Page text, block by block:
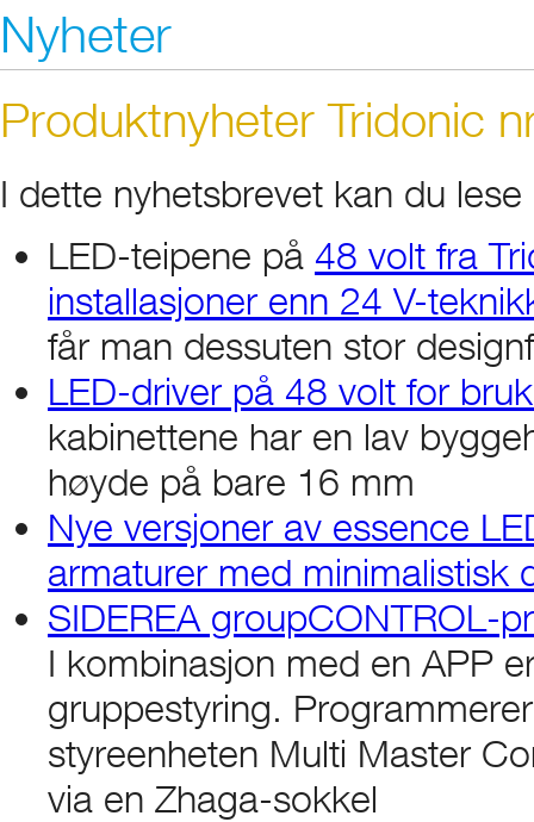
Nyheter
Produktnyheter Tridonic
I dette nyhetsbrevet kan du
LED-teipene på 48 volt fra
installasjoner enn 24 V-
får man dessuten stor
LED-driver på 48 volt for
kabinettene har en lav
høyde på bare 16 mm
Nye versjoner av essence
armaturer med minimalistisk
SIDEREA groupCONTROL-
I kombinasjon med en APP
gruppestyring.
styreenheten Multi Master
via en Zhaga-sokkel